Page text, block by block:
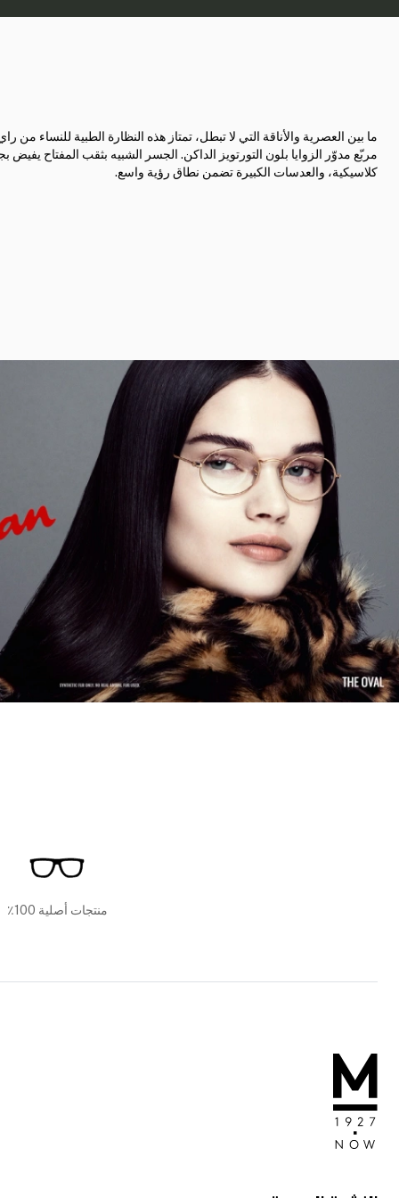
ما بين العصرية والأناقة التي لا تبطل، تمتاز هذه النظارة الطبية للنساء من
مربّع مدوّر الزوايا بلون التورتويز الداكن. الجسر الشبيه بثقب المفتاح يفيض
كلاسيكية، والعدسات الكبيرة تضمن نطاق رؤية واسع.
منتجات أصلية 100٪